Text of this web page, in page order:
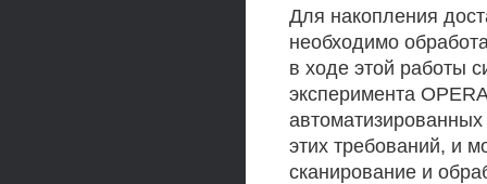
Для накопления
необходимо
в ходе этой работы
эксперимента
этих требований, и
сканирование и